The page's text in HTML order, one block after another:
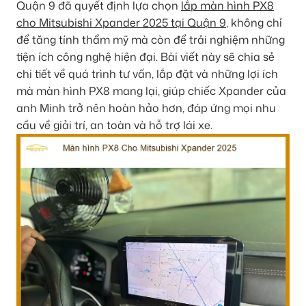
Quận 9 đã quyết định lựa chọn lắp màn hình PX8
cho Mitsubishi Xpander 2025 tại Quận 9, không chỉ
để tăng tính thẩm mỹ mà còn để trải nghiệm những
tiện ích công nghệ hiện đại. Bài viết này sẽ chia sẻ
chi tiết về quá trình tư vấn, lắp đặt và những lợi ích
mà màn hình PX8 mang lại, giúp chiếc Xpander của
anh Minh trở nên hoàn hảo hơn, đáp ứng mọi nhu
cầu về giải trí, an toàn và hỗ trợ lái xe.